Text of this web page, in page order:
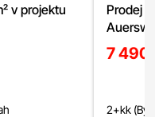
v projektu
Prodej
7 490
2+kk